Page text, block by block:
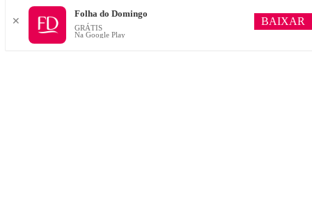
✕
Folha do Domingo
GRÁTIS
Na Google Play
BAIXAR